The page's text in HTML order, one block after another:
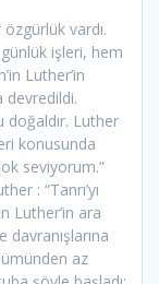
özgürlük vardı.
işleri, hem
Luther’in
devredildi.
doğaldır. Luther
konusunda
seviyorum.”
: “Tanrı’yı
Luther’in ara
davranışlarına
az